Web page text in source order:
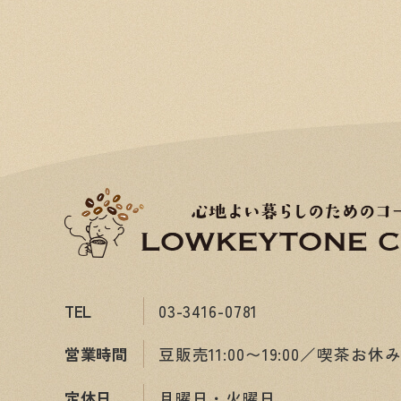
TEL
03-3416-0781
営業時間
豆販売11:00〜19:00／喫茶お休